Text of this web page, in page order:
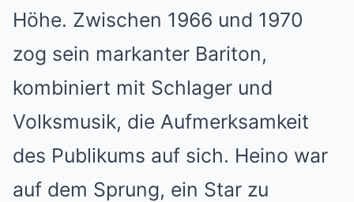
Höhe. Zwischen 1966 und 1970
zog sein markanter Bariton,
kombiniert mit Schlager und
Volksmusik, die Aufmerksamkeit
des Publikums auf sich. Heino war
auf dem Sprung, ein Star zu